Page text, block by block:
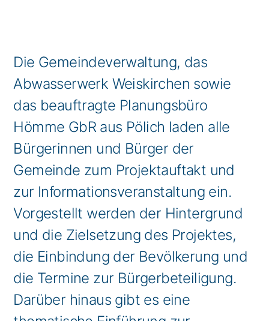
Die Gemeindeverwaltung, das
Abwasserwerk Weiskirchen sowie
das beauftragte Planungsbüro
Hömme GbR aus Pölich laden alle
Bürgerinnen und Bürger der
Gemeinde zum Projektauftakt und
zur Informationsveranstaltung ein.
Vorgestellt werden der Hintergrund
und die Zielsetzung des Projektes,
die Einbindung der Bevölkerung und
die Termine zur Bürgerbeteiligung.
Darüber hinaus gibt es eine